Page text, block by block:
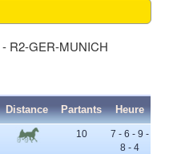
- R2-GER-MUNICH
Distance Partants Heure
10
7 - 6 - 9 -
8 - 4